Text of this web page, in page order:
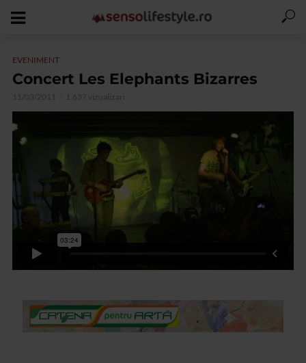
EVENIMENT
Concert Les Elephants Bizarres
11/03/2011 1.637 vizualizari